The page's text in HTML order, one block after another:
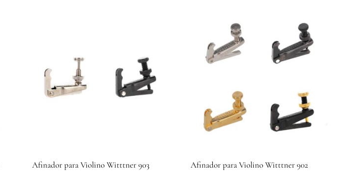
Afinador para Violino Witttner 903 Afinador para Violino Witttner 902